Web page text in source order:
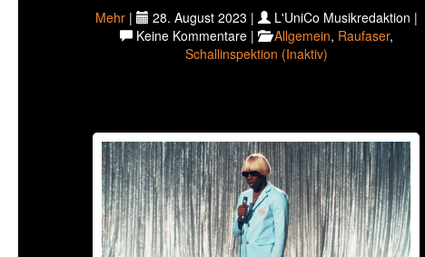
Mehr| 28. August 2023 |
L'UniCo Musikredaktion |
Keine Kommentare |
Allgemein, Raufaser,
Schallinspektion (Inaktiv)